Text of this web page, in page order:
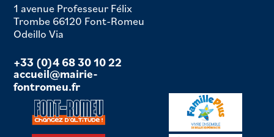
1 avenue Professeur Félix
Trombe 66120 Font-Romeu
Odeillo Via
+33 (0)4 68 30 10 22
accueil@mairie-
fontromeu.fr